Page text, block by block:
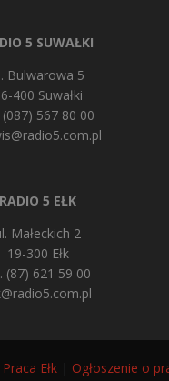
5 SUWAŁKI
Bulwarowa 5
400 Suwałki
567 80 00
RADIO 5 EŁK
Małeckich 2
19-300 Ełk
(87) 621 59 00
Praca Ełk | Ogłoszenie o